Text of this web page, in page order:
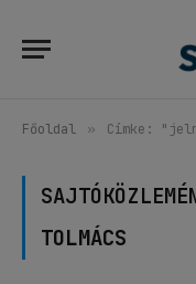
Főoldal » Címke:
TOLMÁCS